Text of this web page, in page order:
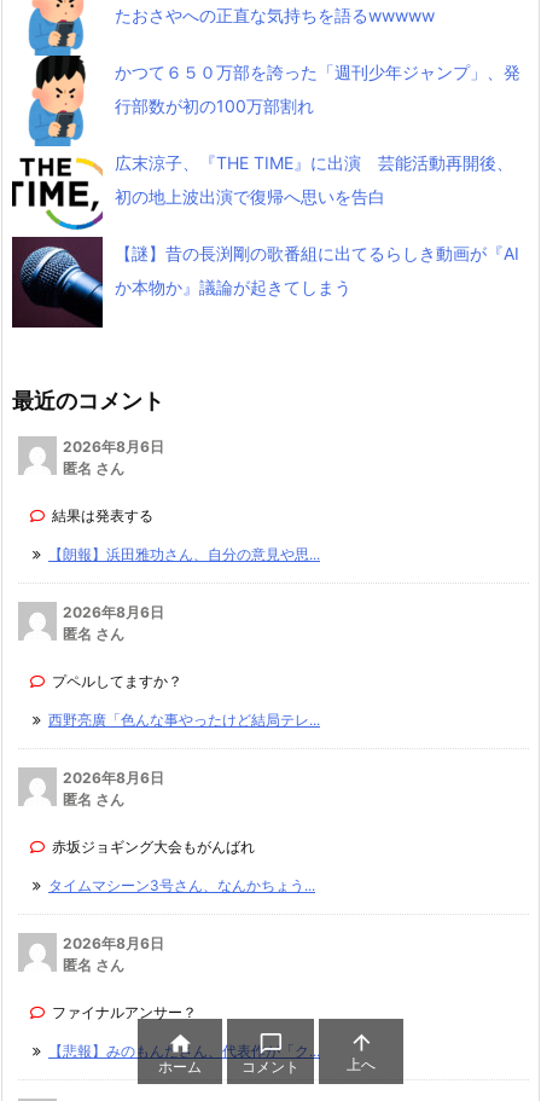
たおさやへの正直な気持ちを語るwwwww
かつて６５０万部を誇った「週刊少年ジャンプ」、発
行部数が初の100万部割れ
広末涼子、『THE TIME』に出演 芸能活動再開後、
初の地上波出演で復帰へ思いを告白
【謎】昔の長渕剛の歌番組に出てるらしき動画が『AI
か本物か』議論が起きてしまう
最近のコメント
2026年8月6日
匿名 さん
結果は発表する
【朗報】浜田雅功さん、自分の意見や思...
2026年8月6日
匿名 さん
プペルしてますか？
西野亮廣「色んな事やったけど結局テレ...
2026年8月6日
匿名 さん
赤坂ジョギング大会もがんばれ
タイムマシーン3号さん、なんかちょう...
2026年8月6日
匿名 さん
ファイナルアンサー？
【悲報】みのもんたさん、代表作が「ク...

ホーム

コメント

上へ